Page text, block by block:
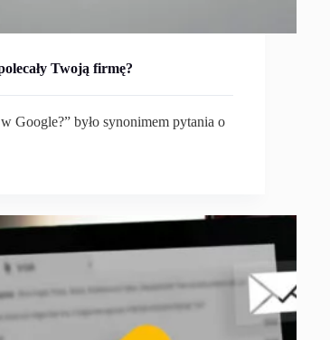
Twoją firmę?
Google?” było synonimem pytania o